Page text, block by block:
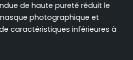
de haute pureté réduit le
photographique et
caractéristiques inférieures à